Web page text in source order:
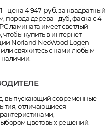
- цена 4 947 руб.за квадратный
порода дерева - дуб, фаска с 4-
ламината имеет светлый
чтобы купить в интернет-
Norland NeoWood Logen
или свяжитесь с нами любым
наличии.
выпускающий современные
отличающиеся
цветовых решений.